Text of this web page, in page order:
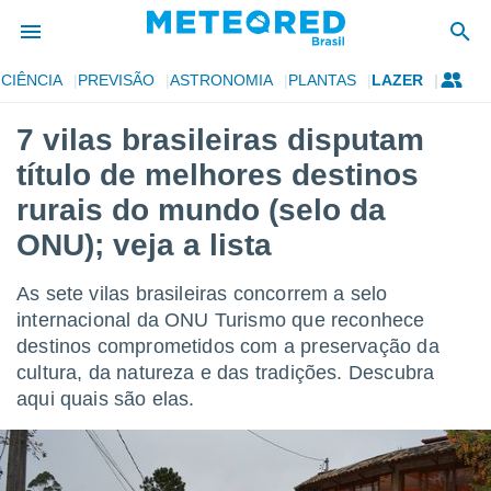
para
as
fornecidas
a este
das
e
forma
digital
CIÊNCIA PREVISÃO ASTRONOMIA PLANTAS LAZER
7 vilas brasileiras disputam
título de melhores destinos
rurais do mundo (selo da
ONU); veja a lista
As sete vilas brasileiras concorrem a selo
internacional da ONU Turismo que reconhece
destinos comprometidos com a preservação da
cultura, da natureza e das tradições. Descubra
aqui quais são elas.